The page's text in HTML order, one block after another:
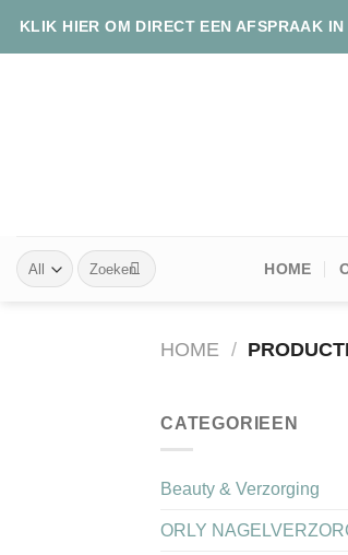
KLIK HIER OM DIRECT EEN AFSPRAAK
Zoeken
naar:
HOME
HOME /
CATEGORIEEN
Beauty & Verzorging
ORLY